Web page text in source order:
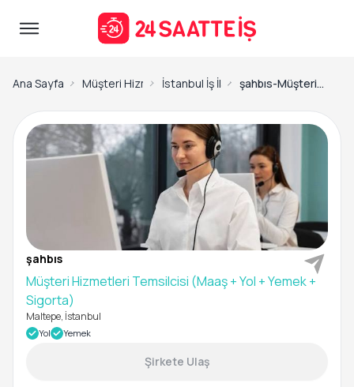
Ana Sayfa Müşteri Hizmetleri Temsilcisi İş İlanları
İstanbul İş İlanları şahbıs-Müşteri Hizmetleri Temsilcisi (Maaş + Yol + Yemek + Sigorta)
şahbıs
Müşteri Hizmetleri Temsilcisi (Maaş + Yol + Yemek +
Sigorta)
Maltepe, İstanbul
Yol Yemek
Şirkete Ulaş